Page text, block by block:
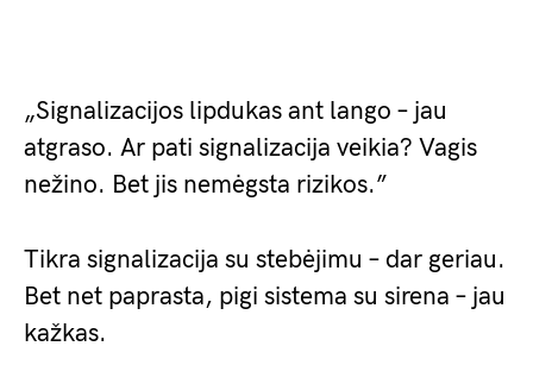
„Signalizacijos lipdukas ant lango – jau
atgraso. Ar pati signalizacija veikia? Vagis
nežino. Bet jis nemėgsta rizikos.”
Tikra signalizacija su stebėjimu – dar geriau.
Bet net paprasta, pigi sistema su sirena – jau
kažkas.